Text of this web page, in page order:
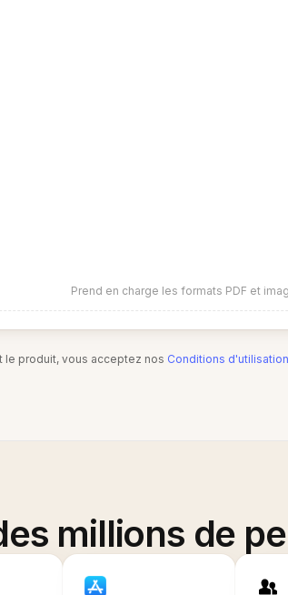
Prend en charge les formats PDF et
le produit, vous acceptez nos Conditions d'utilisation
millions de